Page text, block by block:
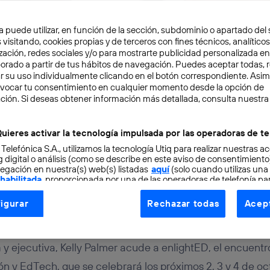
2 min
la mujer que mejor
ejecutiva, Kelly Palmer acude a enlightED, el
y EdTech, que se celebrará los próximos 2, 3 y 4 de
puede utilizar, en función de la sección, subdominio o apartado del
visitando, cookies propias y de terceros con fines técnicos,
redes sociales y/o para mostrarte publicidad personalizada
a partir de tus hábitos de navegación. Puedes aceptar todas,
su uso individualmente clicando en el botón correspondiente.
tu consentimiento en cualquier momento desde la opción de
Si deseas obtener información más detallada, consulta nuestra
activar la tecnología impulsada por las operadoras de
S.A., utilizamos la tecnología Utiq para realizar nuestras
digital o análisis (como se describe en este aviso de
en nuestra(s) web(s) listadas aquí(solo cuando utilizas una
, proporcionada por una de las operadoras de telefonía
consentimiento en cada página web).
Utiq está diseñada con la privacidad como prioridad
tu dirección IP y otra información de la cuenta de cliente de
a la conexión que utilizas (p. ej., número de teléfono móvil).
Rechazar todas